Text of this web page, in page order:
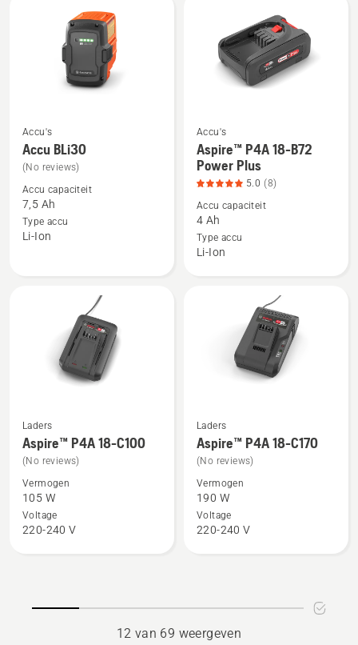
Bekijk
meer
over
Accu
BLi30
Accu's
Accu BLi30
(No reviews)
Accu capaciteit
7,5 Ah
Type accu
Li-Ion
Bekijk
meer
details
over
Aspire™
P4A
18-
productbeoordeling
Accu's
Aspire™ P4A 18-B72
Power Plus
5.0 (8)
Accu capaciteit
4 Ah
Type accu
Li-Ion
Bekijk
meer
details
over
Aspire™
P4A
Laders
Aspire™ P4A 18-C100
(No reviews)
Vermogen
105 W
Voltage
220-240 V
Bekijk
meer
details
over
Aspire™
P4A
Laders
Aspire™ P4A 18-C170
(No reviews)
Vermogen
190 W
Voltage
220-240 V
12 van 69 weergeven